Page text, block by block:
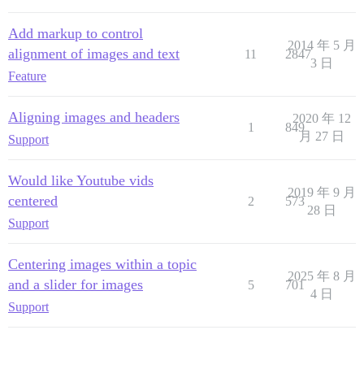
Add markup to control
alignment of images and text
Feature
11 2847
2014 年 5 月
3 日
Aligning images and headers
Support
1 849
2020 年 12
月 27 日
Would like Youtube vids
centered
Support
2 573
2019 年 9 月
28 日
Centering images within a topic
and a slider for images
Support
5 701
2025 年 8 月
4 日